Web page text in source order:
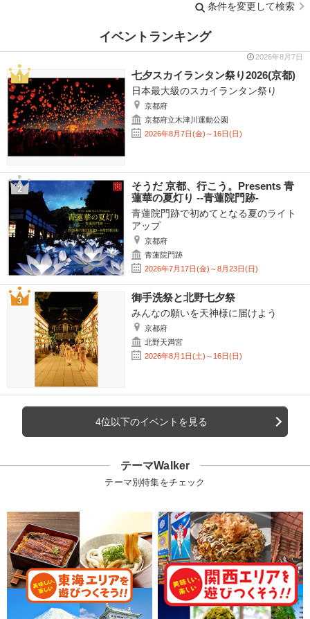
条件を変更して検索
イベントランキング
2026年8月7日
七夕スカイランタン祭り2026(京都)
日本最大級のスカイランタン祭り
京都府
京都府立木津川運動公園
2026年8月7日(金)～16日(日)
そうだ 京都、行こう。Presents 青
蓮華の夏灯り --青蓮院門跡-
青蓮院門跡で初めてとなる夏のライト
アップ
京都府
青蓮院門跡
2026年7月17日(金)～8月23日(日)
御手洗祭と北野七夕祭
みんなの願いを天神様に届けよう
京都府
北野天満宮
2026年8月1日(土)～16日(日)
4位以下のイベントを見る
テーマWalker
テーマ別特集をチェック